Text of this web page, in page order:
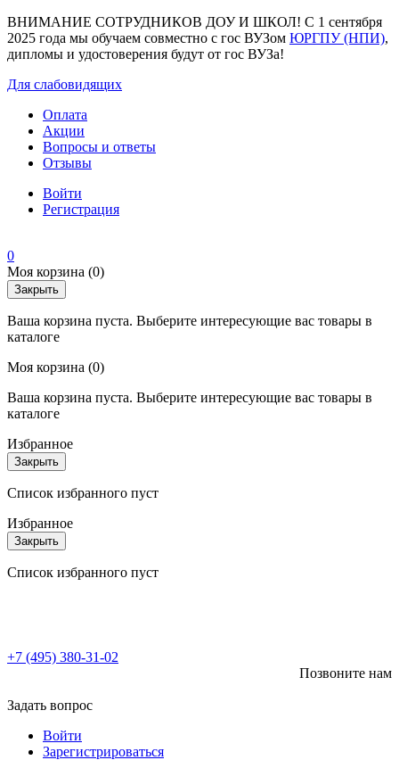
ВНИМАНИЕ СОТРУДНИКОВ ДОУ И ШКОЛ! С 1 сентября
2025 года мы обучаем совместно с гос ВУЗом ЮРГПУ (НПИ),
дипломы и удостоверения будут от гос ВУЗа!
Для слабовидящих
Оплата
Акции
Вопросы и ответы
Отзывы
Войти
Регистрация
0
Моя корзина (0)
Закрыть
Ваша корзина пуста. Выберите интересующие вас товары в
каталоге
Моя корзина (0)
Ваша корзина пуста. Выберите интересующие вас товары в
каталоге
Избранное
Закрыть
Список избранного пуст
Избранное
Закрыть
Список избранного пуст
+7 (495) 380-31-02
Позвоните нам
Задать вопрос
Войти
Зарегистрироваться